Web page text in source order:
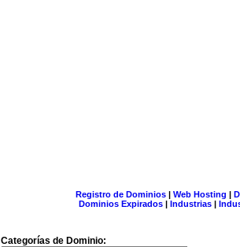
Registro de Dominios| Web Hosting |
Dominios Expirados | Industrias |
Categorías de Dominio: